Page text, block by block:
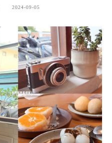
2024-09-05